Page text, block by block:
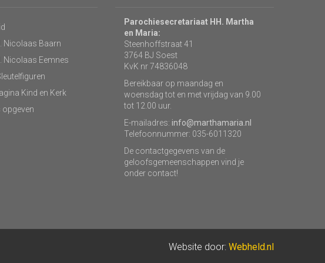
Nicolaas Baarn
Nicolaas Eemnes
Kind en Kerk
opgeven
Parochiesecretariaat HH. Martha
en Maria:
Steenhoffstraat 41
3764 BJ Soest
KvK nr 74836048
Bereikbaar op maandag en
woensdag tot en met vrijdag van 9.00
tot 12.00 uur.
E-mailadres: info@marthamaria.nl
Telefoonnummer: 035-6011320
De contactgegevens van de
geloofsgemeenschappen vind je
onder contact!
Website door: Webheld.nl